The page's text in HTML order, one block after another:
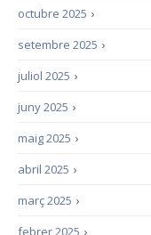
›
octubre 2025
›
setembre 2025
›
juliol 2025
›
juny 2025
›
maig 2025
›
abril 2025
›
març 2025
›
febrer 2025